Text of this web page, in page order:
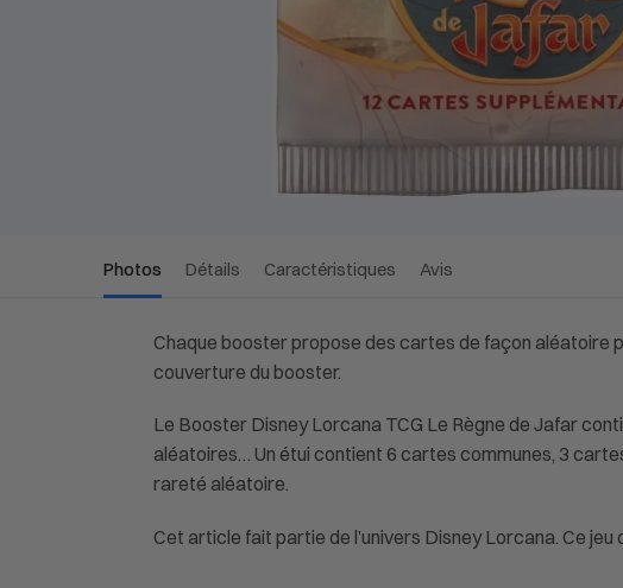
Photos Détails Caractéristiques Avis
Chaque booster propose des cartes de façon aléatoire
couverture du booster.
Le Booster Disney Lorcana TCG Le Règne de Jafar
aléatoires… Un étui contient 6 cartes communes, 3
rareté aléatoire.
Cet article fait partie de l’univers Disney Lorcana. Ce